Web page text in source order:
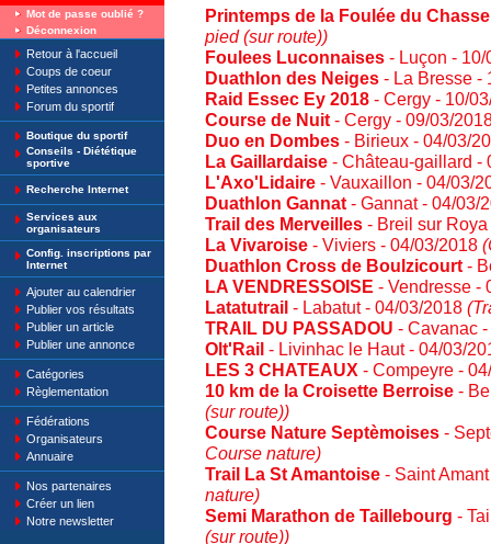
Mot de passe oublié ?
Déconnexion
Retour à l'accueil
Coups de coeur
Petites annonces
Forum du sportif
Boutique du sportif
Conseils - Diététique
sportive
Recherche Internet
Services aux
organisateurs
Config. inscriptions par
Internet
Ajouter au calendrier
Publier vos résultats
Publier un article
Publier une annonce
Catégories
Règlementation
Fédérations
Organisateurs
Annuaire
Nos partenaires
Créer un lien
Notre newsletter
Printemps de la Foulée du
pied (sur route))
Foulees Luconnaises - Luçon -
Duathlon des Neiges - La Bresse -
Raid Essec Ey 2018 - Cergy - 10/
Course de Nuit - Cergy - 09/03/
Duo en Dombes - Birieux - 04/03/
La Gaillardaise - Château-gaillard -
L'Axo'Lidaire - Vauxaillon - 04/03/
Duathlon Gannat - Gannat - 04/03/
Trail des Merveilles - Breil sur
La Vivaroise - Viviers - 04/03/2018
Duathlon Cross de Boulzicourt -
LA VENDRESSOISE - Vendresse -
Latatutrail - Labatut - 04/03/2018
TRAIL DU PASSADOU - Cavanac
Olt'Rail - Livinhac le Haut - 04/03/
LES 3 CHATEAUX - Compeyre -
10 km de la Croisette Berroise -
(sur route))
Course Nature Septèmoises -
Course nature)
Trail La St Amantoise - Saint
nature)
Semi Marathon de Taillebourg -
(sur route))